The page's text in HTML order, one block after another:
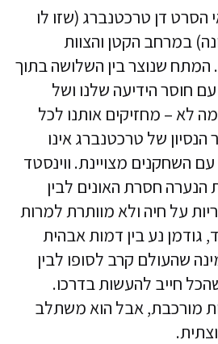
דן טרכטנברג (שזו לו
במרחב הקטן והצוות
המתח שנוצר בין השלושה בתוך
חוסר הידיעה שלנו ושל
לא – מחזיקים אותנו לכל
של טרכטנברג אינו
השחקנים מצויינת. ווינסטד
הנערה חסרת האונים לבין
על חיה ולא מוותרת למרות
גודמן נע בין דמות אבהית
שהעולם קרב לסופו לבין
חייב להעשות בדרכו.
מורכבת, אבל הוא משתלב